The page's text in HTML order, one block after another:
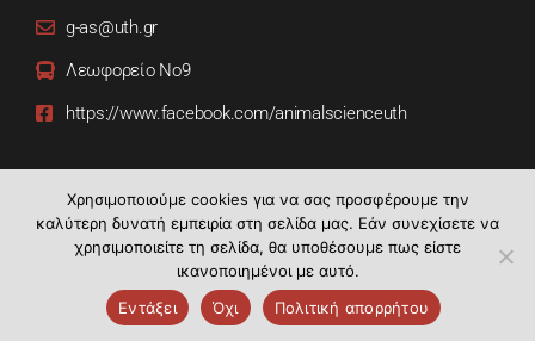
g-as@uth.gr
Λεωφορείο Νο9
https://www.facebook.com/animalscienceuth
Τμήμα Επιστήμης Ζωικής Παραγωγής | Copyright © 2021.
Χρησιμοποιούμε cookies για να σας προσφέρουμε την
καλύτερη δυνατή εμπειρία στη σελίδα μας. Εάν συνεχίσετε να
χρησιμοποιείτε τη σελίδα, θα υποθέσουμε πως είστε
ικανοποιημένοι με αυτό.
Εντάξει
Όχι Πολιτική απορρήτου